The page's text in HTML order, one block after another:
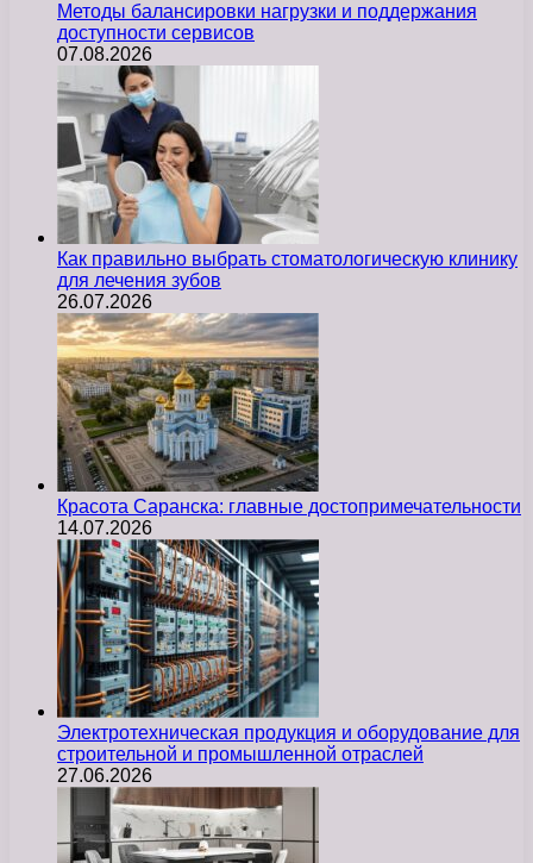
Методы балансировки нагрузки и поддержания
доступности сервисов
07.08.2026
Как правильно выбрать стоматологическую клинику
для лечения зубов
26.07.2026
Красота Саранска: главные достопримечательности
14.07.2026
Электротехническая продукция и оборудование для
строительной и промышленной отраслей
27.06.2026